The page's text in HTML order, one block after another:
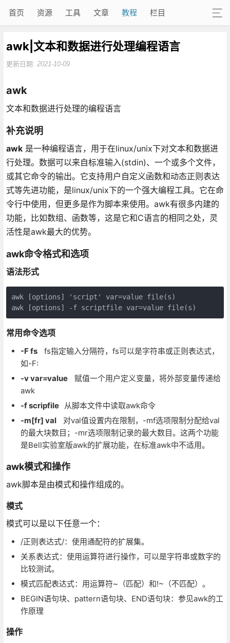
首页 资源 工具 文章 教程 栏目
awk|文本和数据进行处理编程语言
更新日期: 2021-10-09
awk
文本和数据进行处理的编程语言
补充说明
awk是一种编程语言，用于在linux/unix下对文本和数据进
行处理。数据可以来自标准输入(stdin)、一个或多个文件，
或其它命令的输出。它支持用户自定义函数和动态正则表达
式等先进功能，是linux/unix下的一个强大编程工具。它在命
令行中使用，但更多是作为脚本来使用。awk有很多内建的
功能，比如数组、函数等，这是它和C语言的相同之处，灵
活性是awk最大的优势。
awk命令格式和选项
语法形式
awk [options] 'script' var=value file(s)
awk [options] -f scriptfile var=value file(s)
常用命令选项
-F fs
fs指定输入分隔符，fs可以是字符串或正则表达式，
如-F:
-v var=value
赋值一个用户定义变量，将外部变量传递给
awk
-f scripfile
从脚本文件中读取awk命令
-m[fr] val
对val值设置内在限制，-mf选项限制分配给val
的最大块数目；-mr选项限制记录的最大数目。这两个功能
是Bell实验室版awk的扩展功能，在标准awk中不适用。
awk模式和操作
awk脚本是由模式和操作组成的。
模式
模式可以是以下任意一个：
/正则表达式/：使用通配符的扩展集。
关系表达式：使用运算符进行操作，可以是字符串或数字的
比较测试。
模式匹配表达式：用运算符~（匹配）和!~（不匹配）。
BEGIN语句块、pattern语句块、END语句块：参见awk的工
作原理
操作